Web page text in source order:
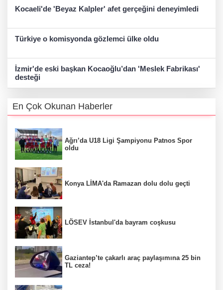
Kocaeli'de 'Beyaz Kalpler' afet gerçeğini deneyimledi
Türkiye o komisyonda gözlemci ülke oldu
İzmir'de eski başkan Kocaoğlu’dan 'Meslek Fabrikası'
desteği
En Çok Okunan Haberler
Ağrı’da U18 Ligi Şampiyonu Patnos Spor
oldu
Konya LİMA'da Ramazan dolu dolu geçti
LÖSEV İstanbul'da bayram coşkusu
Gaziantep’te çakarlı araç paylaşımına 25 bin
TL ceza!